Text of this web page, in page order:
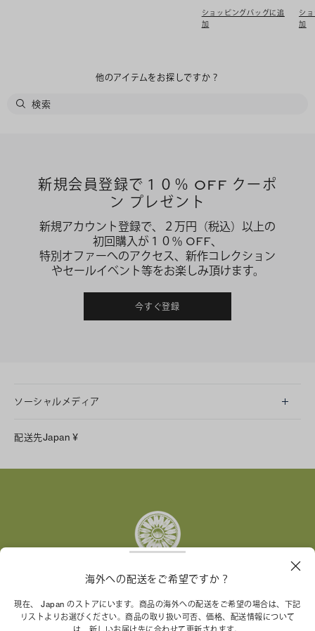
ショッピングバッグに追
加
シ
加
他のアイテムをお探しですか？
新規会員登録で１０％ OFF クーポ
ン プレゼント
新規アカウント登録で、２万円（税込）以上の
初回購入が１０％ OFF、
特別オファーへのアクセス、新作コレクション
やセールイベント等をお楽しみ頂けます。
今すぐ登録
ソーシャルメディア
Facebook
配送先Japan ¥
トリー バーチ財団は、女性起業家が持続可能な企業を築
くことを支援しています。
海外への配送をご希望ですか？
現在、 Japan のストアにいます。商品の海外への配送をご希望の場合は、下記
リストよりお選びください。商品の取り扱い可否、価格、配送情報について